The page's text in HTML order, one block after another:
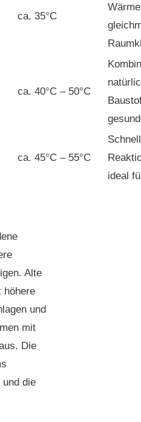
ca. 35°C
ca. 40°C – 50°C
ca. 45°C – 55°C
ideal
Alte
höhere
und
mit
Die
und die